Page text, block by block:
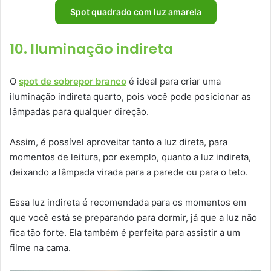
Spot quadrado com luz amarela
10. Iluminação indireta
O spot de sobrepor branco é ideal para criar uma
iluminação indireta quarto, pois você pode posicionar as
lâmpadas para qualquer direção.
Assim, é possível aproveitar tanto a luz direta, para
momentos de leitura, por exemplo, quanto a luz indireta,
deixando a lâmpada virada para a parede ou para o teto.
Essa luz indireta é recomendada para os momentos em
que você está se preparando para dormir, já que a luz não
fica tão forte. Ela também é perfeita para assistir a um
filme na cama.